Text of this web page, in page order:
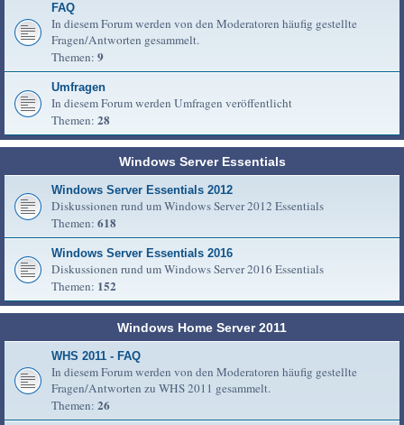
FAQ
In diesem Forum werden von den Moderatoren häufig gestellte
Fragen/Antworten gesammelt.
Themen: 9
Umfragen
In diesem Forum werden Umfragen veröffentlicht
Themen: 28
Windows Server Essentials
Windows Server Essentials 2012
Diskussionen rund um Windows Server 2012 Essentials
Themen: 618
Windows Server Essentials 2016
Diskussionen rund um Windows Server 2016 Essentials
Themen: 152
Windows Home Server 2011
WHS 2011 - FAQ
In diesem Forum werden von den Moderatoren häufig gestellte
Fragen/Antworten zu WHS 2011 gesammelt.
Themen: 26